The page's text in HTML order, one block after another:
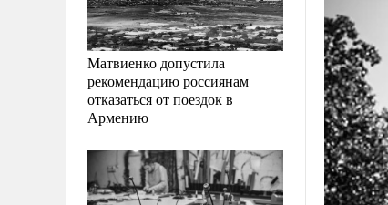
Матвиенко допустила
рекомендацию россиянам
отказаться от поездок в
Армению